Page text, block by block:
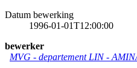
Datum bewerking
1996-01-01T12:00:00
bewerker
MVG - departement LIN -